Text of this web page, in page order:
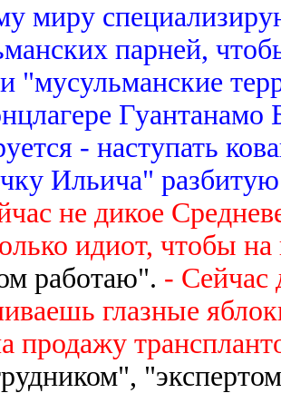
миру
парней,
"мусульманские
- наступать
Ильича"
не дикое
идиот, чтобы
работаю". - Сейчас
глазные
продажу